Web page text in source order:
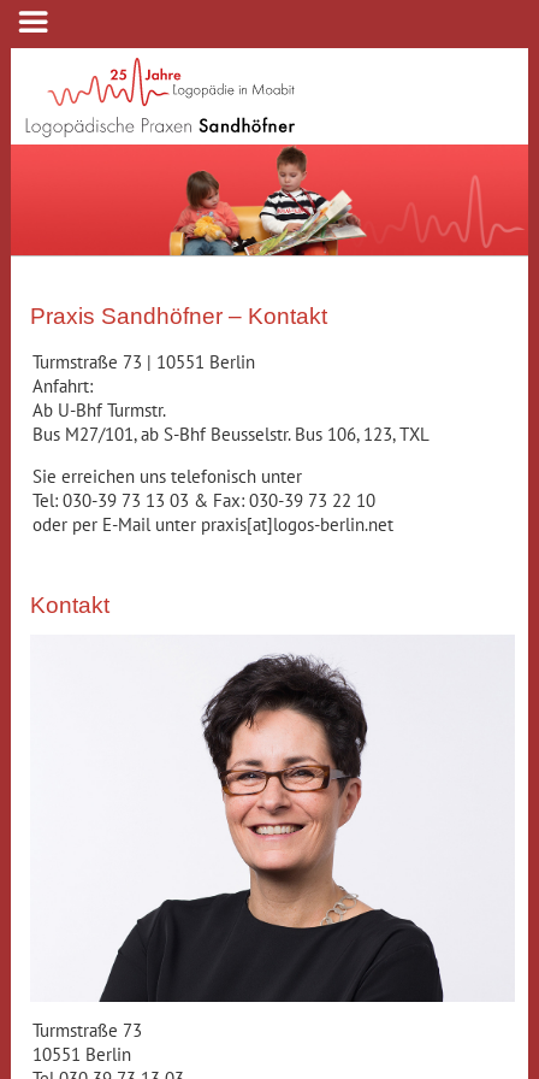
Praxis Sandhöfner – Kontakt
Turmstraße 73 | 10551 Berlin
Anfahrt:
Ab U-Bhf Turmstr.
Bus M27/101, ab S-Bhf Beusselstr. Bus 106, 123, TXL
Sie erreichen uns telefonisch unter
Tel: 030-39 73 13 03 & Fax: 030-39 73 22 10
oder per E-Mail unter praxis[at]logos-berlin.net
Kontakt
Turmstraße 73
10551 Berlin